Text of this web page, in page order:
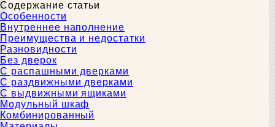
Содержание статьи
Особенности
Внутреннее наполнение
Преимущества и недостатки
Разновидности
Без дверок
С распашными дверками
С раздвижными дверками
С выдвижными ящиками
Модульный шкаф
Комбинированный